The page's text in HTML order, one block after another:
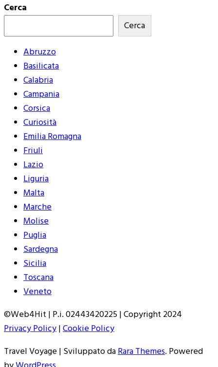
Cerca
Cerca
Abruzzo
Basilicata
Calabria
Campania
Corsica
Curiosità
Emilia Romagna
Friuli
Lazio
Liguria
Malta
Marche
Molise
Puglia
Sardegna
Sicilia
Toscana
Veneto
©Web4Hit | P.i. 02443420225 | Copyright 2024
Privacy Policy|Cookie Policy
Travel Voyage | Sviluppato daRara Themes. Powered